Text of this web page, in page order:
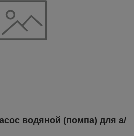
водяной (помпа) для а/